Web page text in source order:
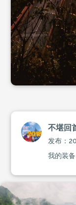
不堪回
发布：
我的装备